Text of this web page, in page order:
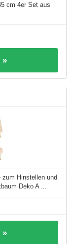
cm 4er Set aus
»
zum Hinstellen und
Deko A ...
»